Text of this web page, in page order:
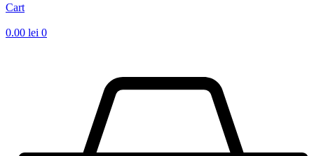
Cart
0.00 lei 0